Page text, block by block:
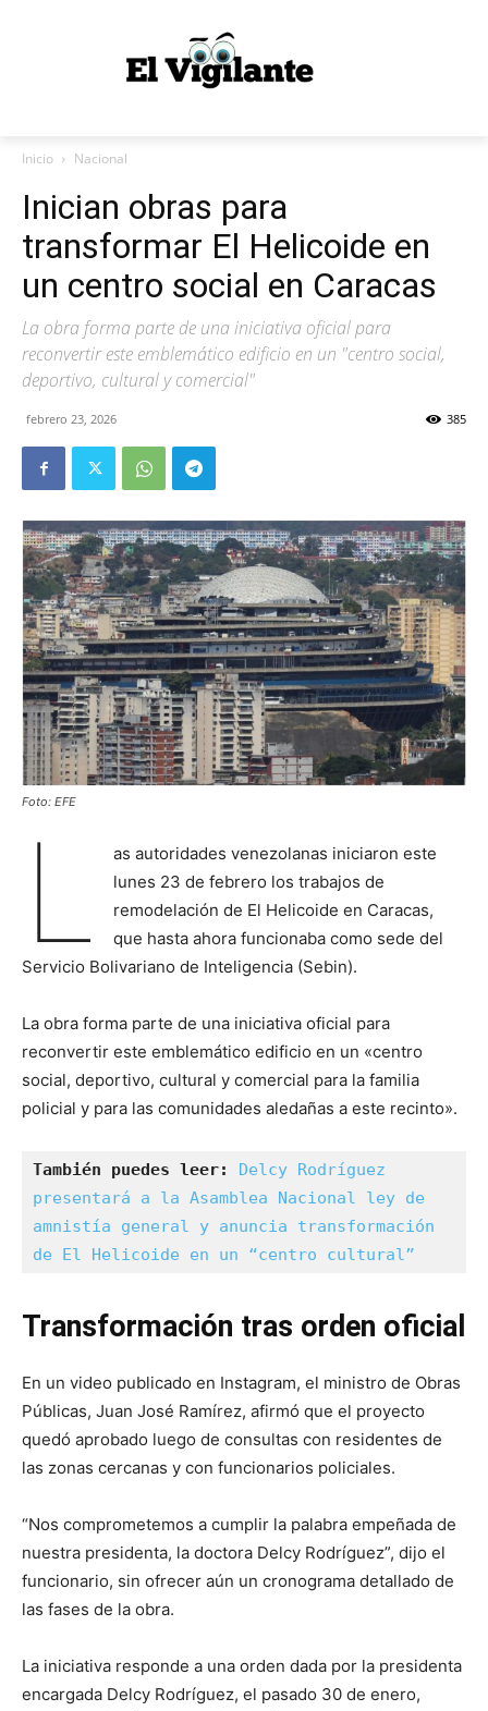
Inicio Nacional
Inician obras para
transformar El Helicoide en
un centro social en Caracas
La obra forma parte de una iniciativa oficial para
reconvertir este emblemático edificio en un "centro social,
deportivo, cultural y comercial"
febrero 23, 2026 385
Foto: EFE
L
as autoridades venezolanas iniciaron este
lunes 23 de febrero los trabajos de
remodelación de El Helicoide en Caracas,
que hasta ahora funcionaba como sede del
Servicio Bolivariano de Inteligencia (Sebin).
La obra forma parte de una iniciativa oficial para
reconvertir este emblemático edificio en un «centro
social, deportivo, cultural y comercial para la familia
policial y para las comunidades aledañas a este recinto».
También puedes leer:
Delcy Rodríguez
presentará a la Asamblea Nacional ley de
amnistía general y anuncia transformación
de El Helicoide en un “centro cultural”
Transformación tras orden oficial
En un video publicado en Instagram, el ministro de Obras
Públicas, Juan José Ramírez, afirmó que el proyecto
quedó aprobado luego de consultas con residentes de
las zonas cercanas y con funcionarios policiales.
“Nos comprometemos a cumplir la palabra empeñada de
nuestra presidenta, la doctora Delcy Rodríguez”, dijo el
funcionario, sin ofrecer aún un cronograma detallado de
las fases de la obra.
La iniciativa responde a una orden dada por la presidenta
encargada Delcy Rodríguez, el pasado 30 de enero,